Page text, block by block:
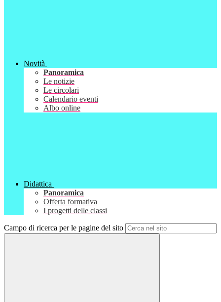
Novità
Panoramica
Le notizie
Le circolari
Calendario eventi
Albo online
Didattica
Panoramica
Offerta formativa
I progetti delle classi
Campo di ricerca per le pagine del sito